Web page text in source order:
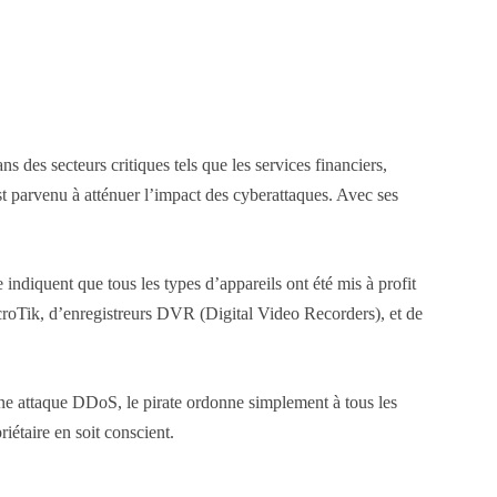
des secteurs critiques tels que les services financiers,
à atténuer l’impact des cyberattaques. Avec ses
que tous les types d’appareils ont été mis à profit
d’enregistreurs DVR (Digital Video Recorders), et de
attaque DDoS, le pirate ordonne simplement à tous les
en soit conscient.